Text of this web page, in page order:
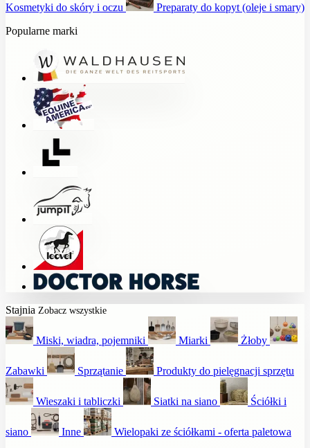
Kosmetyki do skóry i oczu
Preparaty do kopyt (oleje i smary)
Popularne marki
Stajnia Zobacz wszystkie
Miski, wiadra, pojemniki Miarki Żłoby
Zabawki Sprzątanie Produkty do pielęgnacji sprzętu
Wieszaki i tabliczki Siatki na siano Ściółki i
siano Inne
Wielopaki ze ściółkami - oferta paletowa